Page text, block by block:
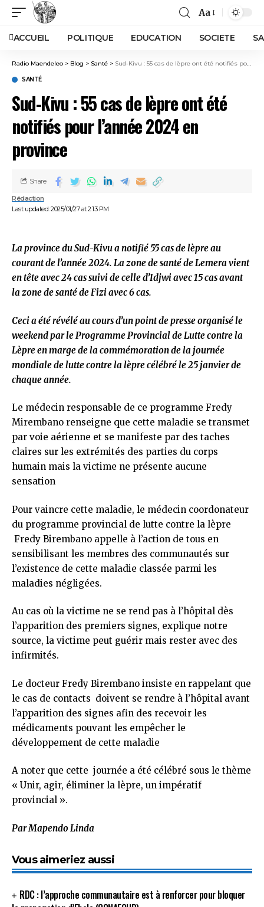
Aa
ACCUEIL POLITIQUE EDUCATION SOCIETE
Radio Maendeleo > Blog > Santé > Sud-Kivu : 55 cas de lèpre ont été notifiés pour l’année 2024 en province
SANTÉ
Sud-Kivu : 55 cas de lèpre ont été
notifiés pour l’année 2024 en
province
Last updated: 2025/01/27 at 2:13 PM
Rédaction
Share
La province du Sud-Kivu a notifié 55 cas de lèpre au
courant de l’année 2024. La zone de santé de Lemera vient
en tête avec 24 cas suivi de celle d’Idjwi avec 15 cas avant
la zone de santé de Fizi avec 6 cas.
Ceci a été révélé au cours d’un point de presse organisé le
weekend par le Programme Provincial de Lutte contre la
Lèpre en marge de la commémoration de la journée
mondiale de lutte contre la lèpre célébré le 25 janvier de
chaque année.
Le médecin responsable de ce programme Fredy
Mirembano renseigne que cette maladie se transmet
par voie aérienne et se manifeste par des taches
claires sur les extrémités des parties du corps
humain mais la victime ne présente aucune
sensation
Pour vaincre cette maladie, le médecin coordonateur
du programme provincial de lutte contre la lèpre
Fredy Birembano appelle à l’action de tous en
sensibilisant les membres des communautés sur
l’existence de cette maladie classée parmi les
maladies négligées.
Au cas où la victime ne se rend pas à l’hôpital dès
l’apparition des premiers signes, explique notre
source, la victime peut guérir mais rester avec des
infirmités.
Le docteur Fredy Birembano insiste en rappelant que
le cas de contacts doivent se rendre à l’hôpital avant
l’apparition des signes afin des recevoir les
médicaments pouvant les empêcher le
développement de cette maladie
A noter que cette journée a été célébré sous le thème
« Unir, agir, éliminer la lèpre, un impératif
provincial ».
Par Mapendo Linda
Vous aimeriez aussi
RDC : l’approche communautaire est à renforcer pour bloquer